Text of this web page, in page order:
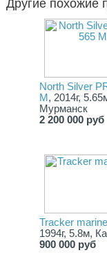
Другие похожие
North Silver
M , 2014г,
Мурманск
2 200 000 руб
Tracker
1994г, 5.8м,
900 000 руб